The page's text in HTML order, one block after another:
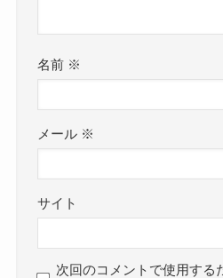
名前 ※
メール ※
サイト
次回のコメントで使用する